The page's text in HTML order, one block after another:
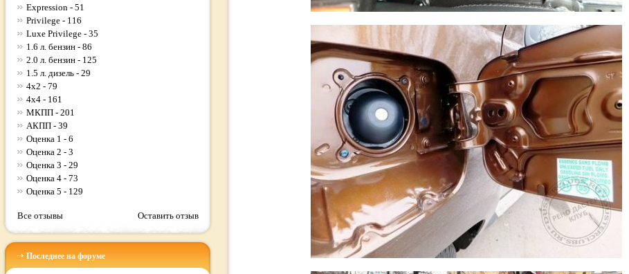
Expression - 51
Privilege - 116
Luxe Privilege - 35
1.6 л. бензин - 86
2.0 л. бензин - 125
1.5 л. дизель - 29
4x2 - 79
4x4 - 161
МКПП - 201
АКПП - 39
Оценка 1 - 6
Оценка 2 - 3
Оценка 3 - 29
Оценка 4 - 73
Оценка 5 - 129
Все отзывы Оставить отзыв
Последнее на форуме